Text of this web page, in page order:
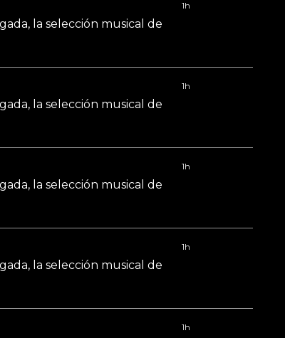
la selección musical de
1h
la selección musical de
1h
la selección musical de
1h
la selección musical de
1h
1h